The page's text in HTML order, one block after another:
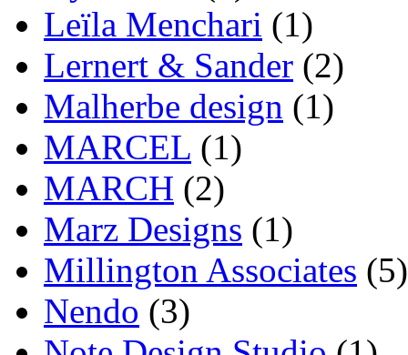
Leïla Menchari (1)
Lernert & Sander (2)
Malherbe design (1)
MARCEL (1)
MARCH (2)
Marz Designs (1)
Millington Associates (5)
Nendo (3)